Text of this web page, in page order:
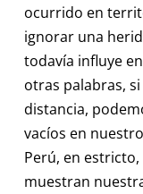
ocurrido en
ignorar una
todavía influye
otras palabras,
distancia,
vacíos en
Perú, en
muestran